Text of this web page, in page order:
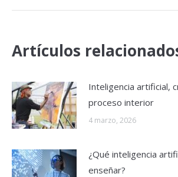
Artículos
Inteligencia artificial,
proceso interior
4 marzo, 2026
¿Qué inteligencia
enseñar?